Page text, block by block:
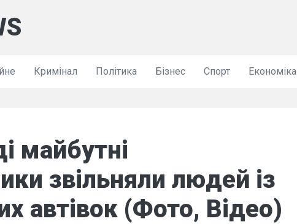
Кримінал Політика Бізнес Спорт Економіка
майбутні
звільняли людей із
автівок (Фото, Відео)